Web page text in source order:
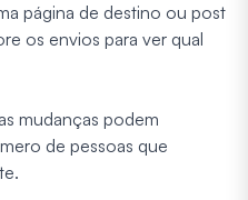
página de destino ou post
os envios para ver qual
mudanças podem
de pessoas que